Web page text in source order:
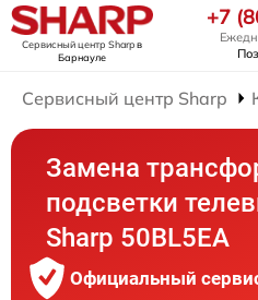
Сервисный центр Sharpв
Барнауле
+7
Сервисный центр Sharp
Замена
подсветки
Sharp 50BL5EA
Официальный